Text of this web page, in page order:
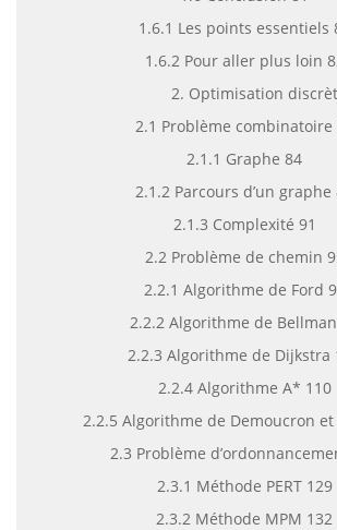
1.6.1 Les points essentiels
1.6.2 Pour aller plus loin
2. Optimisation
2.1 Problème combinatoire
2.1.1 Graphe 84
2.1.2 Parcours d’un graphe
2.1.3 Complexité 91
2.2 Problème de chemin
2.2.1 Algorithme de Ford
2.2.2 Algorithme de
2.2.3 Algorithme de Dijkstra
2.2.4 Algorithme A* 110
2.2.5 Algorithme de Demoucron et
2.3 Problème
2.3.1 Méthode PERT 129
2.3.2 Méthode MPM 132